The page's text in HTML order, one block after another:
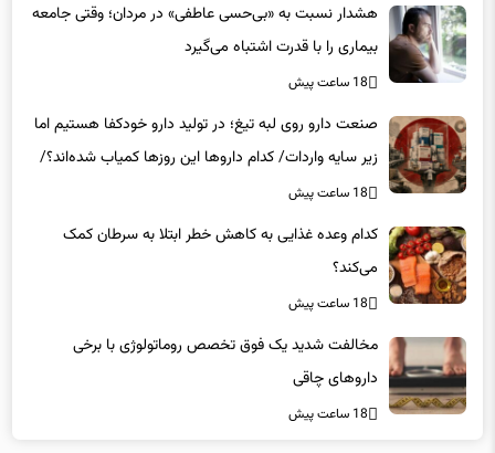
هشدار نسبت به «بی‌حسی عاطفی» در مردان؛ وقتی جامعه
بیماری را با قدرت اشتباه می‌گیرد
18 ساعت پیش
صنعت دارو روی لبه تیغ؛ در تولید دارو خودکفا هستیم اما
زیر سایه واردات/ کدام داروها این روزها کمیاب شده‌اند؟/
«کشور سه ماه ذخیره دارویی دارد»
18 ساعت پیش
کدام وعده غذایی به کاهش خطر ابتلا به سرطان کمک
می‌کند؟
18 ساعت پیش
مخالفت شدید یک فوق تخصص روماتولوژی با برخی
داروهای چاقی
18 ساعت پیش